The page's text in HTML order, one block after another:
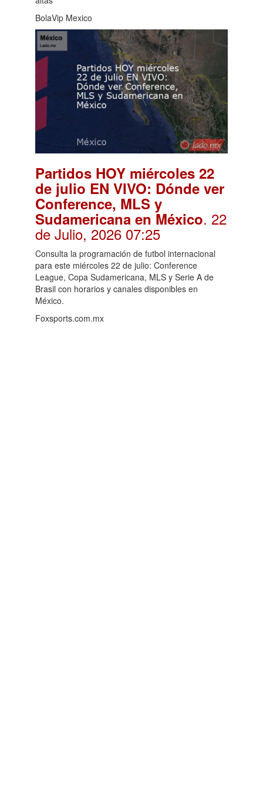
BolaVip Mexico
Partidos HOY miércoles 22
de julio EN VIVO: Dónde ver
Conference, MLS y
Sudamericana en México. 22
de Julio, 2026 07:25
Consulta la programación de futbol internacional
para este miércoles 22 de julio: Conference
League, Copa Sudamericana, MLS y Serie A de
Brasil con horarios y canales disponibles en
México.
Foxsports.com.mx